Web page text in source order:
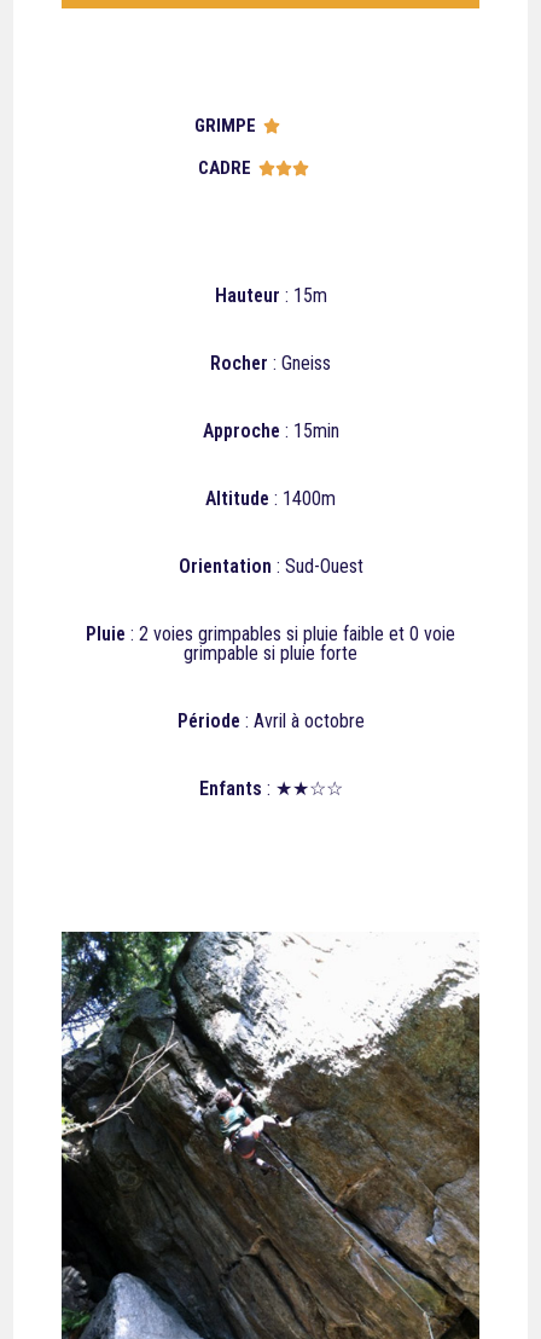
GRIMPE 
CADRE 
Hauteur : 15m
Rocher : Gneiss
Approche : 15min
Altitude : 1400m
Orientation : Sud-Ouest
Pluie : 2 voies grimpables si pluie faible et 0 voie
grimpable si pluie forte
Période : Avril à octobre
Enfants : ★★☆☆